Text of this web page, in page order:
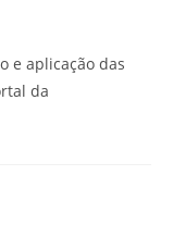
e aplicação das
da